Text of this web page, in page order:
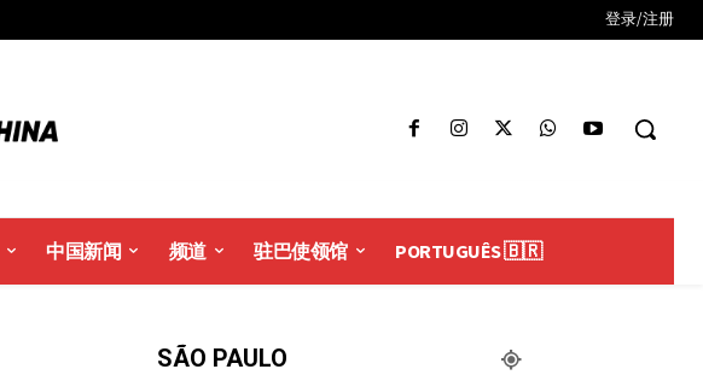
登录/注册
中国新闻 频道 驻巴使领馆 PORTUGUÊS 🇧🇷
SÃO PAULO